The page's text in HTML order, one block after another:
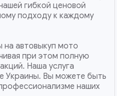
гибкой ценовой
подходу к каждому
автовыкуп мото
при этом полную
Наша услуга
Украины. Вы можете быть
наших